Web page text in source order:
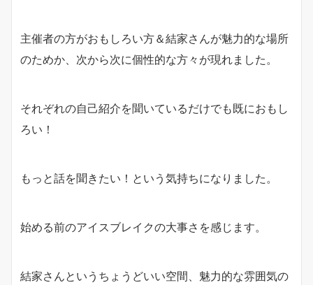
主催者の方がおもしろい方＆結家さんが魅力的な場所
のためか、次から次に個性的な方々が現れました。
それぞれの自己紹介を聞いているだけでも既におもし
ろい！
もっと話を聞きたい！という気持ちになりました。
始める前のアイスブレイクの大事さを感じます。
結家さんというちょうどいい空間、魅力的な雰囲気の